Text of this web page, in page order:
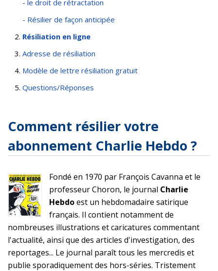
- le droit de rétractation
- Résilier de façon anticipée
Résiliation en ligne
Adresse de résiliation
Modèle de lettre résiliation gratuit
Questions/Réponses
Comment résilier votre
abonnement Charlie Hebdo ?
Fondé en 1970 par François Cavanna et le
professeur Choron, le journal Charlie
Hebdoest un hebdomadaire satirique
français. Il contient notamment de
nombreuses illustrations et caricatures commentant
l'actualité, ainsi que des articles d'investigation, des
reportages... Le journal paraît tous les mercredis et
publie sporadiquement des hors-séries. Tristement